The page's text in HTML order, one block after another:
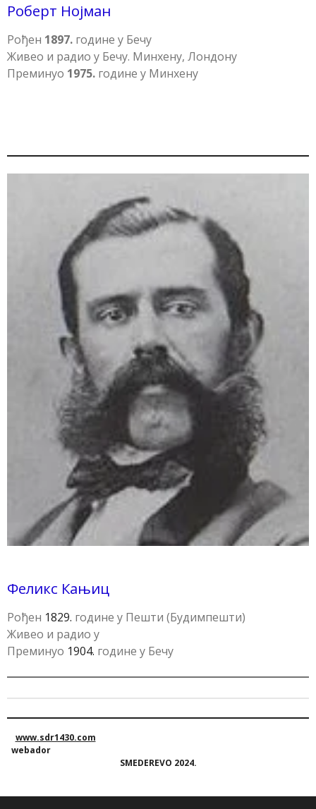
Роберт Нојман
Рођен 1897. године у Бечу
Живео и радио у Бечу. Минхену, Лондону
Преминуо 1975. године у Минхену
Феликс Кањиц
Рођен 1829. године у Пешти (Будимпешти)
Живео и радио у
Преминуо 1904. године у Бечу
www.sdr1430.com
webador
SMEDEREVO 2024.